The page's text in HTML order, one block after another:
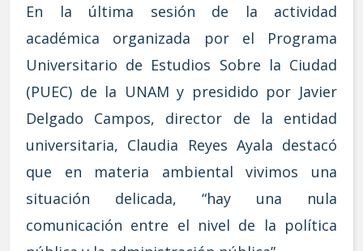
En la última sesión de la actividad
académica organizada por el Programa
Universitario de Estudios Sobre la Ciudad
(PUEC) de la UNAM y presidido por Javier
Delgado Campos, director de la entidad
universitaria, Claudia Reyes Ayala destacó
que en materia ambiental vivimos una
situación delicada, “hay una nula
comunicación entre el nivel de la política